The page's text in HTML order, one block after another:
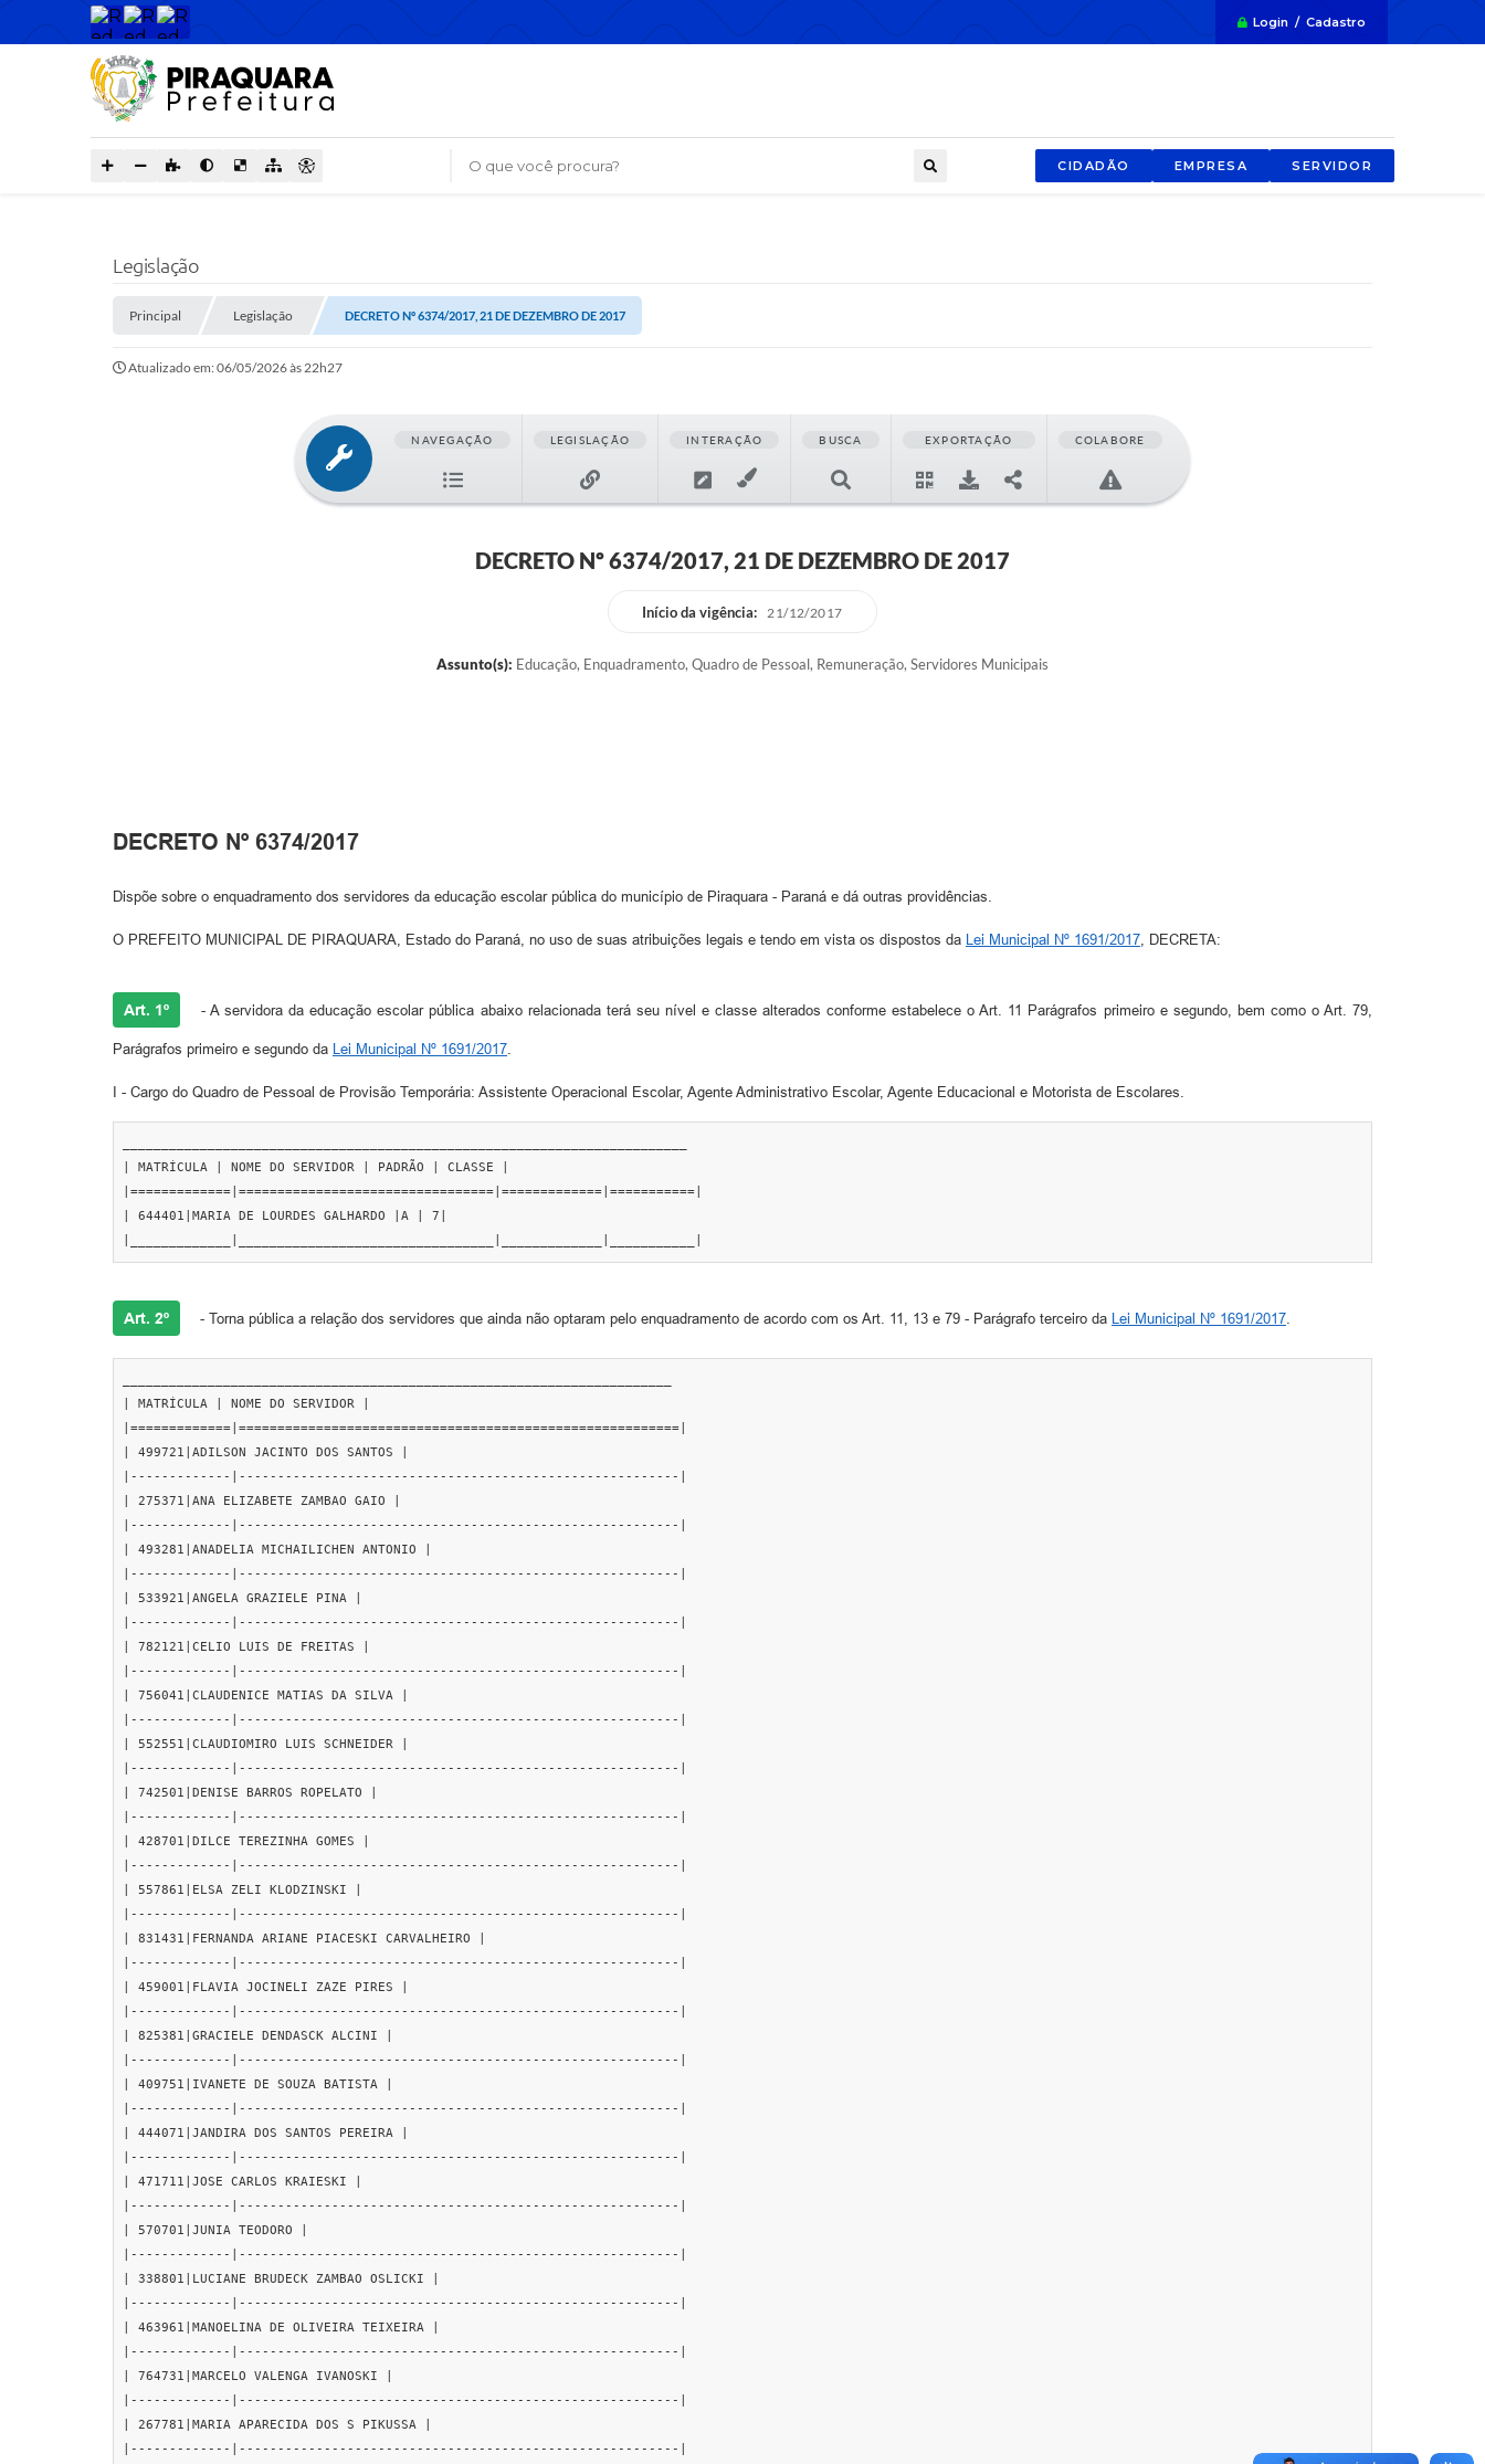
Login / Cadastro
O que você procura? CIDADÃO EMPRESA SERVIDOR
Legislação
Principal Legislação DECRETO Nº 6374/2017, 21 DE DEZEMBRO DE 2017
Atualizado em: 06/05/2026 às 22h27
NAVEGAÇÃO LEGISLAÇÃO INTERAÇÃO BUSCA EXPORTAÇÃO COLABORE
DECRETO Nº 6374/2017, 21 DE DEZEMBRO DE 2017
Início da vigência: 21/12/2017
Assunto(s): Educação, Enquadramento, Quadro de Pessoal, Remuneração, Servidores Municipais
DECRETO Nº 6374/2017
Dispõe sobre o enquadramento dos servidores da educação escolar pública do município de Piraquara - Paraná e dá outras providências.
O PREFEITO MUNICIPAL DE PIRAQUARA, Estado do Paraná, no uso de suas atribuições legais e tendo em vista os dispostos da Lei Municipal Nº 1691/2017 , DECRETA:
Art. 1º - A servidora da educação escolar pública abaixo relacionada terá seu nível e classe alterados conforme estabelece o Art. 11 Parágrafos primeiro e segundo, bem como o Art. 79,
Parágrafos primeiro e segundo da Lei Municipal Nº 1691/2017
I - Cargo do Quadro de Pessoal de Provisão Temporária: Assistente Operacional Escolar, Agente Administrativo Escolar, Agente Educacional e Motorista de Escolares.
| MATRÍCULA | NOME DO SERVIDOR | PADRÃO | CLASSE |
|=============|=================================|=============|===========|
| 644401|MARIA DE LOURDES GALHARDO |A | 7|
Art. 2º - Torna pública a relação dos servidores que ainda não optaram pelo enquadramento de acordo com os Art. 11, 13 e 79 - Parágrafo terceiro da Lei Municipal Nº 1691/2017
| MATRÍCULA | NOME DO SERVIDOR |
|=============|=========================================================|
| 499721|ADILSON JACINTO DOS SANTOS |
|-------------|---------------------------------------------------------|
| 275371|ANA ELIZABETE ZAMBAO GAIO |
|-------------|---------------------------------------------------------|
| 493281|ANADELIA MICHAILICHEN ANTONIO |
|-------------|---------------------------------------------------------|
| 533921|ANGELA GRAZIELE PINA |
|-------------|---------------------------------------------------------|
| 782121|CELIO LUIS DE FREITAS |
|-------------|---------------------------------------------------------|
| 756041|CLAUDENICE MATIAS DA SILVA |
|-------------|---------------------------------------------------------|
| 552551|CLAUDIOMIRO LUIS SCHNEIDER |
|-------------|---------------------------------------------------------|
| 742501|DENISE BARROS ROPELATO |
|-------------|---------------------------------------------------------|
| 428701|DILCE TEREZINHA GOMES |
|-------------|---------------------------------------------------------|
| 557861|ELSA ZELI KLODZINSKI |
|-------------|---------------------------------------------------------|
| 831431|FERNANDA ARIANE PIACESKI CARVALHEIRO |
|-------------|---------------------------------------------------------|
| 459001|FLAVIA JOCINELI ZAZE PIRES |
|-------------|---------------------------------------------------------|
| 825381|GRACIELE DENDASCK ALCINI |
|-------------|---------------------------------------------------------|
| 409751|IVANETE DE SOUZA BATISTA |
|-------------|---------------------------------------------------------|
| 444071|JANDIRA DOS SANTOS PEREIRA |
|-------------|---------------------------------------------------------|
| 471711|JOSE CARLOS KRAIESKI |
|-------------|---------------------------------------------------------|
| 570701|JUNIA TEODORO |
|-------------|---------------------------------------------------------|
| 338801|LUCIANE BRUDECK ZAMBAO OSLICKI |
|-------------|---------------------------------------------------------|
| 463961|MANOELINA DE OLIVEIRA TEIXEIRA |
|-------------|---------------------------------------------------------|
| 764731|MARCELO VALENGA IVANOSKI |
|-------------|---------------------------------------------------------|
| 267781|MARIA APARECIDA DOS S PIKUSSA |
|-------------|---------------------------------------------------------|